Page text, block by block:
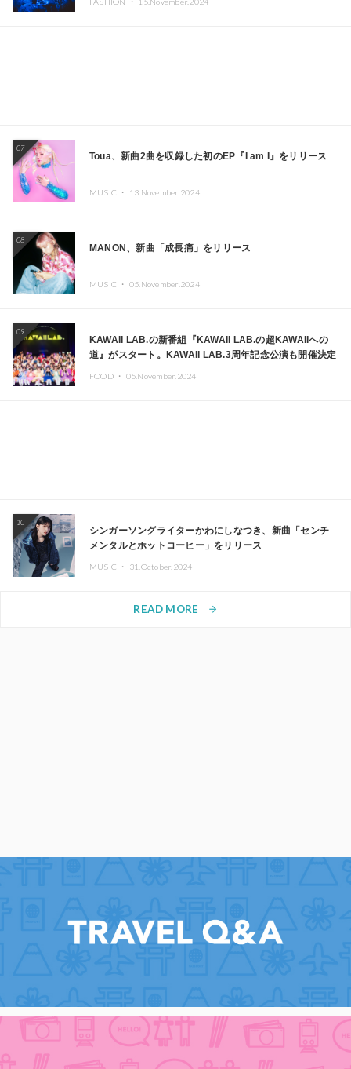
07
Toua、新曲2曲を収録した初のEP『I am I』をリリース
MUSIC ・ 13.November.2024
08
MANON、新曲「成長痛」をリリース
MUSIC ・ 05.November.2024
09
KAWAII LAB.の新番組『KAWAII LAB.の超KAWAIIへの
道』がスタート。KAWAII LAB.3周年記念公演も開催決定
FOOD ・ 05.November.2024
10
シンガーソングライターかわにしなつき、新曲「センチ
メンタルとホットコーヒー」をリリース
MUSIC ・ 31.October.2024
READ MORE arrow_forward